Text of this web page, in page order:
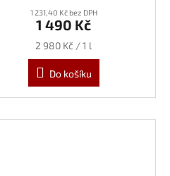
1 231,40 Kč bez DPH
1 490 Kč
Měrná
cena:
2 980 Kč / 1 l
Do košíku